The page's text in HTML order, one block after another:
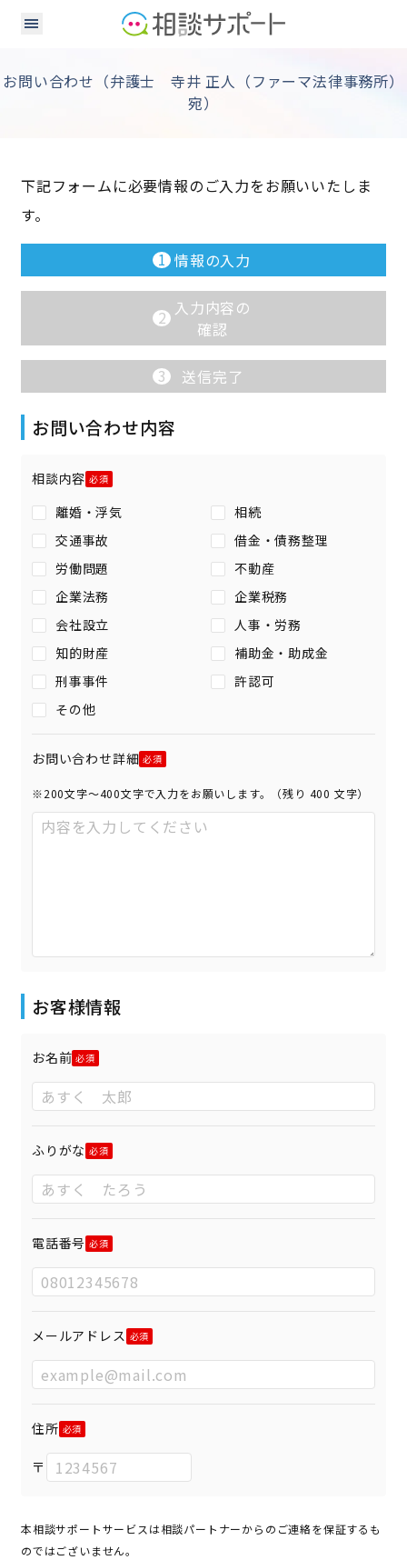
お問い合わせ（弁護士 寺井 正人（ファーマ法律事務所）
宛）
下記フォームに必要情報のご入力をお願いいたしま
す。
1 情報の入力
2 入力内容の
確認
3 送信完了
お問い合わせ内容
相談内容
離婚・浮気
相続
交通事故
借金・債務整理
労働問題
不動産
企業法務
企業税務
会社設立
人事・労務
知的財産
補助金・助成金
刑事事件
許認可
その他
お問い合わせ詳細
※200文字〜400文字で入力をお願いします。（残り 400 文字）
お客様情報
お名前
ふりがな
電話番号
メールアドレス
住所
〒
本相談サポートサービスは相談パートナーからのご連絡を保証するも
のではございません。